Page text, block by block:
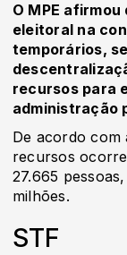
O MPE
eleitoral na
temporários,
recursos para
administração
De acordo com
recursos
27.665
milhões.
STF